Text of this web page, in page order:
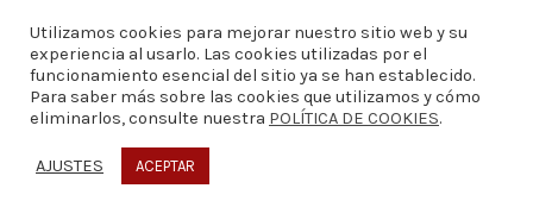
Copyright © 2026Visión 20/20 Noticias
Visión 20/20 Noticias - Edición 1.095
Contáctenos
Quiénes somos
Política de privacidad
Utilizamos cookies para mejorar nuestro sitio web y su
experiencia al usarlo. Las cookies utilizadas por el
funcionamiento esencial del sitio ya se han establecido.
Para saber más sobre las cookies que utilizamos y cómo
eliminarlos, consulte nuestra POLÍTICA DE COOKIES.
AJUSTES ACEPTAR